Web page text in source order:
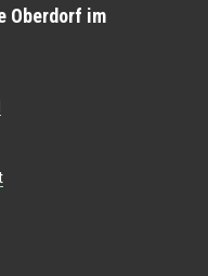
Oberdorf im